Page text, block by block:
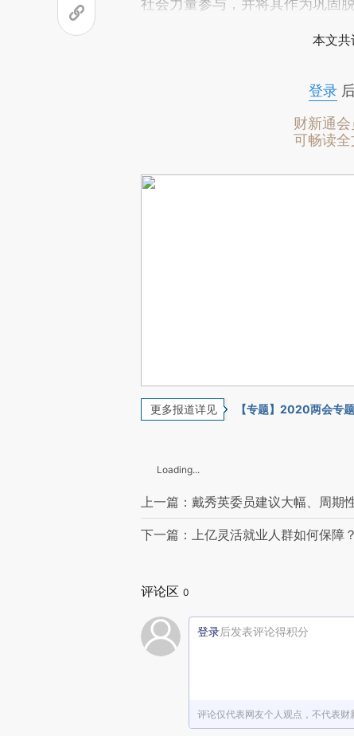
社会力量参与，并将其作为巩固
本文共
登录
财新通会
可畅读全
更多报道详见 【专题】2020两会专题
Loading...
上一篇：戴秀英委员建议大幅、周期
下一篇：上亿灵活就业人群如何保障
评论区 0
登录后发表评论得积分
评论仅代表网友个人观点，不代表财